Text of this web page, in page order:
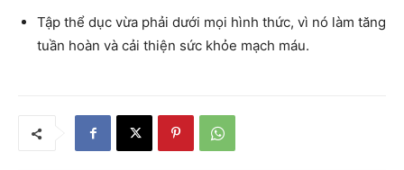
Tập thể dục vừa phải dưới mọi hình thức, vì nó làm tăng
tuần hoàn và cải thiện sức khỏe mạch máu.